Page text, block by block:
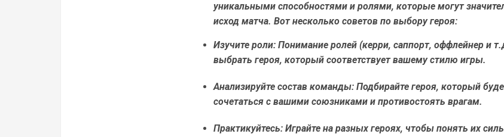
уникальными способностями и ролями, которые могут
исход матча. Вот несколько советов по выбору героя:
Изучите роли: Понимание ролей (керри, саппорт, оффлейнер и
выбрать героя, который соответствует вашему стилю игры.
Анализируйте состав команды: Подбирайте героя, который
сочетаться с вашими союзниками и противостоять врагам.
Практикуйтесь: Играйте на разных героях, чтобы понять их